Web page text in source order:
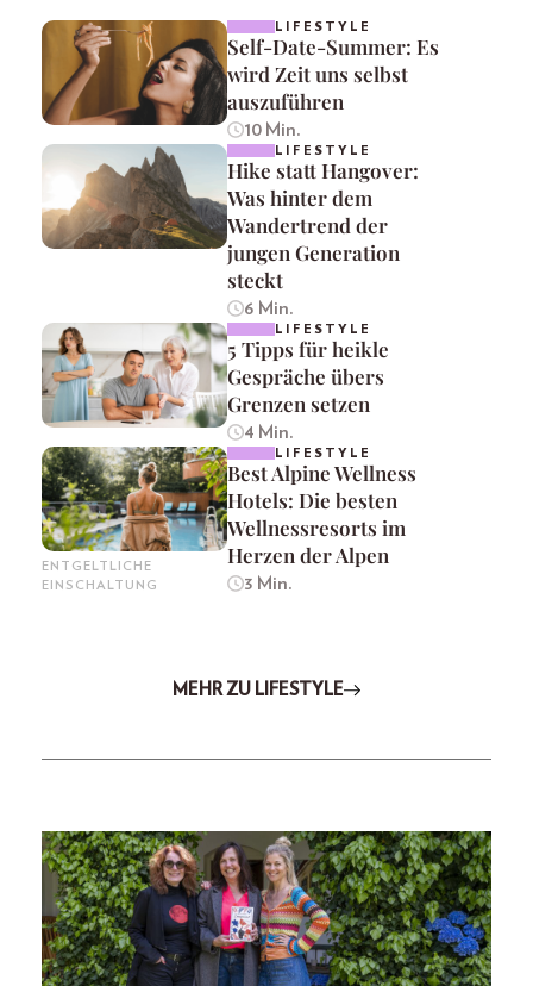
LIFESTYLE
Self-Date-Summer: Es
wird Zeit uns selbst
auszuführen
10 Min.
LIFESTYLE
Hike statt Hangover:
Was hinter dem
Wandertrend der
jungen Generation
steckt
6 Min.
LIFESTYLE
5 Tipps für heikle
Gespräche übers
Grenzen setzen
4 Min.
ENTGELTLICHE
EINSCHALTUNG
LIFESTYLE
Best Alpine Wellness
Hotels: Die besten
Wellnessresorts im
Herzen der Alpen
3 Min.
MEHR ZU LIFESTYLE